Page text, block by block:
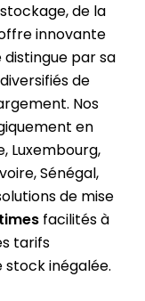
de la
innovante
distingue par sa
de
Nos
en
, Luxembourg,
,Sénégal,
de mise
facilités à
tarifs
inégalée.